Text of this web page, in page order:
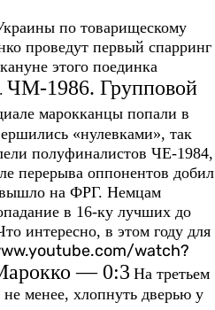
по товарищескому
проведут первый спарринг
этого поединка
ЧМ-1986. Групповой
марокканцы попали в
«нулевками», так
полуфиналистов ЧЕ-1984,
перерыва оппонентов добил
вышло на ФРГ. Немцам
в 16-ку лучших до
интересно, в этом году для
watch?
— 0:3 На третьем
менее, хлопнуть дверью у